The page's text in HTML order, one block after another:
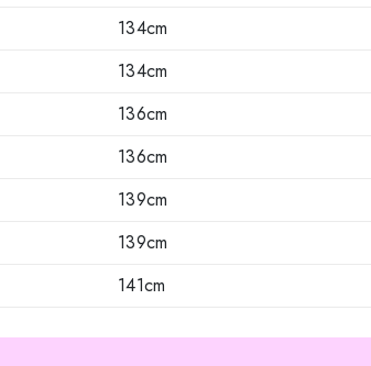
134cm
134cm
136cm
136cm
139cm
139cm
141cm